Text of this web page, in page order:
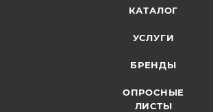
КАТАЛОГ
УСЛУГИ
БРЕНДЫ
ОПРОСНЫЕ
ЛИСТЫ